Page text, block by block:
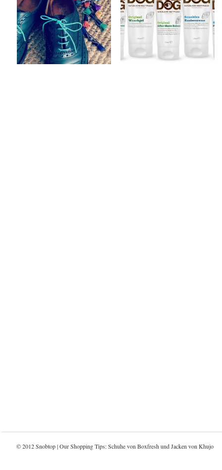
MEX onSep 6, 2012
Keine Kommentare
byMEXon Sep 4, 2012
© 2012 Snobtop | Our Shopping Tips: Schuhe von Boxfresh und Jacken von Khujo